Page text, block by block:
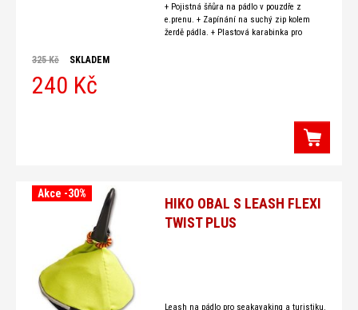
+ Pojistná šňůra na pádlo v pouzdře z
e.prenu. + Zapínání na suchý zip kolem
žerdě pádla. + Plastová karabinka pro
325 Kč SKLADEM
240 Kč
HIKO OBAL S LEASH FLEXI
TWIST PLUS
Akce -30%
Leash na pádlo pro seakayaking a turistiku.